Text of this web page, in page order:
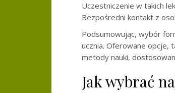
Uczestniczenie w takich
Bezpośredni kontakt z
Podsumowując, wybór
ucznia. Oferowane opcje,
metody nauki,
Jak wybrać